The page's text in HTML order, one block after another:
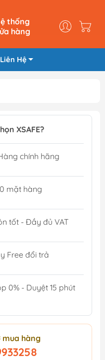
thống
hàng
Liên Hệ
XSAFE?
chính hãng
mặt hàng
tốt - Đầy đủ VAT
Free đổi trả
0% - Duyệt 15 phút
mua hàng